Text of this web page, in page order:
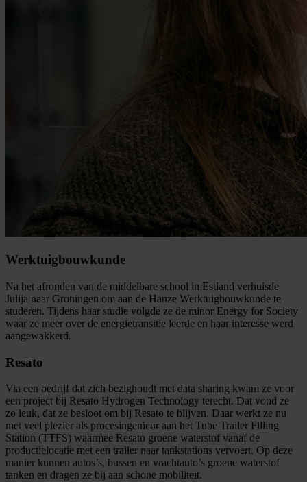
Werktuigbouwkunde
Na het afronden van de middelbare school in Estland verhuisde
Julija naar Groningen om aan de Hanze Werktuigbouwkunde te
studeren. Tijdens haar studie volgde ze de minor Energy for Society
waar ze meer over de energietransitie leerde en haar interesse werd
aangewakkerd.
Resato
Via een bedrijf dat zich bezighoudt met data sharing kwam ze voor
een project bij Resato Hydrogen Technology terecht. Dat vond ze
zo leuk, dat ze besloot om bij Resato te blijven. Daar werkt ze nu
met veel plezier als procesingenieur aan het Tube Trailer Filling
Station (TTFS) waarmee Resato groene waterstof vanaf de
productielocatie met een trailer naar tankstations vervoert. Op deze
manier kunnen autos’s, bussen en vrachtauto’s groene waterstof
tanken en dragen ze bij aan schone mobiliteit.